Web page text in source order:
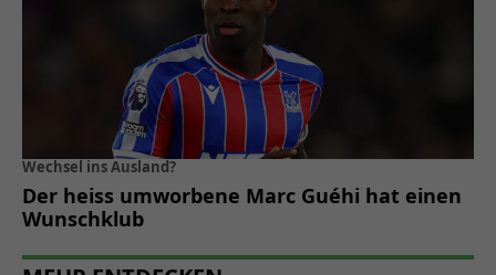
Wechsel ins Ausland?
Der heiss umworbene Marc Guéhi hat einen
Wunschklub